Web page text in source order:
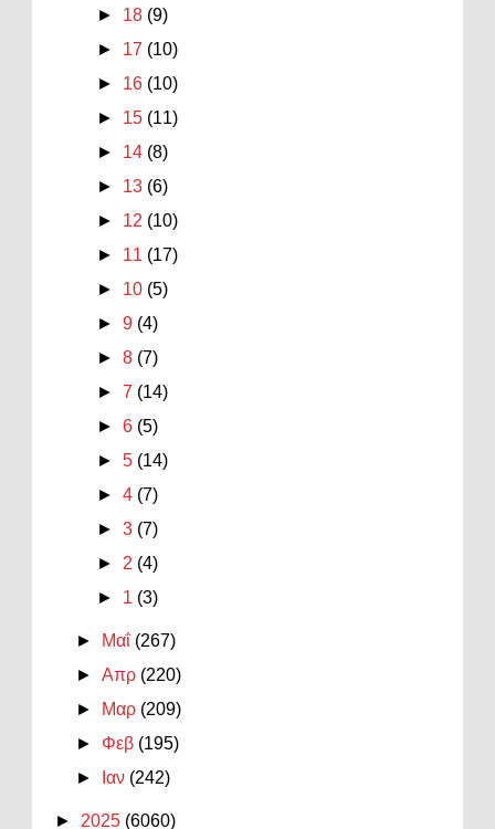
► 18 (9)
► 17 (10)
► 16 (10)
► 15 (11)
► 14 (8)
► 13 (6)
► 12 (10)
► 11 (17)
► 10 (5)
►9 (4)
►8 (7)
►7 (14)
►6 (5)
►5 (14)
►4 (7)
►3 (7)
►2 (4)
► 1 (3)
► Μαΐ (267)
►Απρ (220)
►
Μαρ (209)
► Φεβ (195)
►
Ιαν (242)
► 2025 (6060)